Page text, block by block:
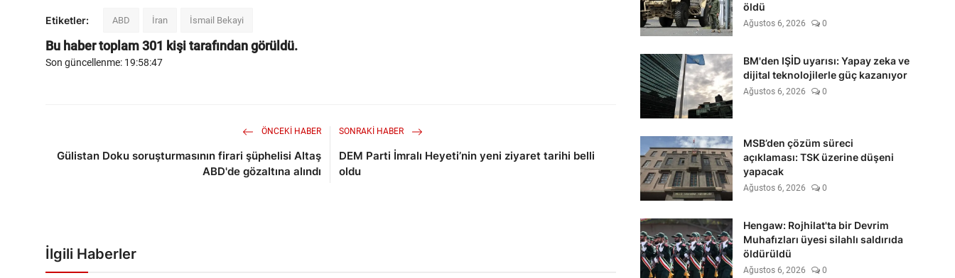
Etiketler: ABD İran İsmail Bekayi
Bu haber toplam301 kişi tarafından görüldü.
Son güncellenme: 19:58:47
ÖNCEKI HABER
Gülistan Doku soruşturmasının firari şüphelisi Altaş
ABD'de gözaltına alındı
SONRAKI HABER
DEM Parti İmralı Heyeti’nin yeni ziyaret tarihi belli
oldu
İlgili Haberler
öldü
Ağustos 6, 2026 0
BM'den IŞİD uyarısı: Yapay zeka ve
dijital teknolojilerle güç kazanıyor
Ağustos 6, 2026 0
MSB’den çözüm süreci
açıklaması: TSK üzerine düşeni
yapacak
Ağustos 6, 2026 0
Hengaw: Rojhilat'ta bir Devrim
Muhafızları üyesi silahlı saldırıda
öldürüldü
Ağustos 6, 2026 0